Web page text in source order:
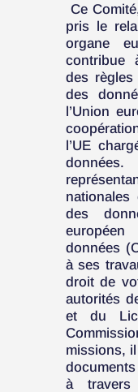
Ce
pris le
organe
contribue
des règles
des
l’Union
l’UE
des
données
à ses
droit de
autorités
et du
missions,
à travers